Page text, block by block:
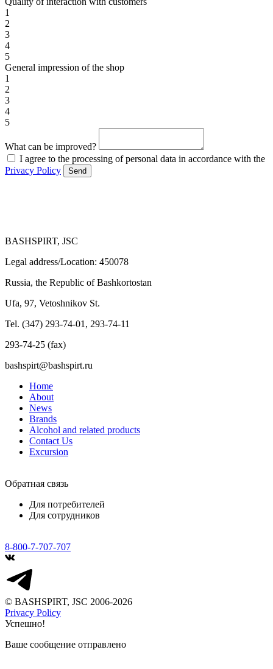
1
2
3
4
5
General impression of the shop
1
2
3
4
5
What can be improved?
I agree to the processing of personal data in accordance with the
Privacy Policy
Send
BASHSPIRT, JSC
Legal address/Location: 450078
Russia, the Republic of Bashkortostan
Ufa, 97, Vetoshnikov St.
Tel. (347) 293-74-01, 293-74-11
293-74-25 (fax)
bashspirt@bashspirt.ru
Home
About
News
Brands
Alcohol and related products
Contact Us
Excursion
Обратная связь
Для потребителей
Для сотрудников
8-800-7-707-707
© BASHSPIRT, JSC 2006-2026
Privacy Policy
Успешно!
Ваше сообщение отправлено